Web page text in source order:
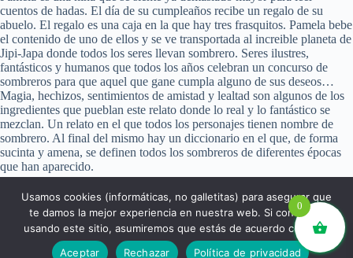
cuentos de hadas. El día de su cumpleaños recibe un regalo de su
abuelo. El regalo es una caja en la que hay tres frasquitos. Pamela bebe
el contenido de uno de ellos y se ve transportada al increible planeta de
Jipi-Japa donde todos los seres llevan sombrero. Seres ilustres,
fantásticos y humanos que todos los años celebran un concurso de
sombreros para que aquel que gane cumpla alguno de sus deseos…
Magia, hechizos, sentimientos de amistad y lealtad son algunos de los
ingredientes que pueblan este relato donde lo real y lo fantástico se
mezclan. Un relato en el que todos los personajes tienen nombre de
sombrero. Al final del mismo hay un diccionario en el que, de forma
sucinta y amena, se definen todos los sombreros de diferentes épocas
que han aparecido.
libros.eco © - Desde Barcelona para el mundo 💚 |
0
Usamos cookies (informáticas, no galletitas) para asegurar que
te damos la mejor experiencia en nuestra web. Si continúas
usando este sitio, asumiremos que estás de acuerdo con ello.
Aceptar
Rechazar Política de privacidad